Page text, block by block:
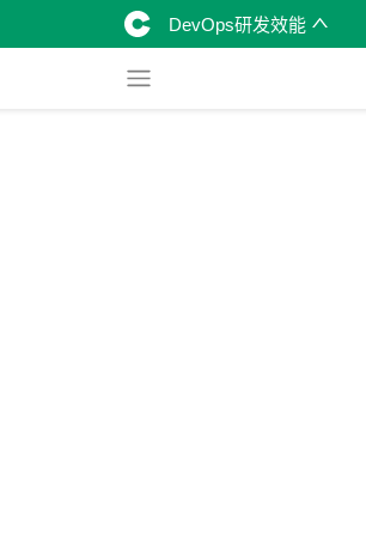
DevOps研发效能